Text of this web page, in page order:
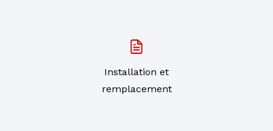
Installation et
remplacement